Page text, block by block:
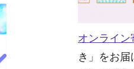
オンライン
き」をお届